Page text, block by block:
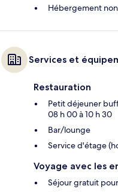
Hébergement
Services et
Restauration
Petit déjeuner
08 h 00 à 10 h 30
Bar/lounge
Service d'étage
Voyage avec les
Séjour gratuit